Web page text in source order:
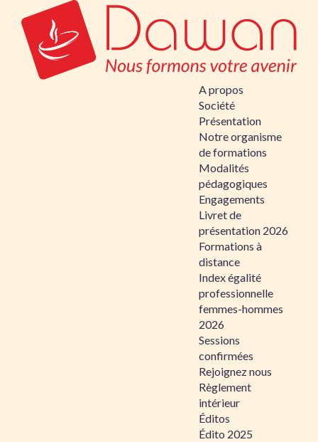
A propos
Société
Présentation
Notre organisme
de formations
Modalités
pédagogiques
Engagements
Livret de
présentation 2026
Formations à
distance
Index égalité
professionnelle
femmes-hommes
2026
Sessions
confirmées
Rejoignez nous
Règlement
intérieur
Éditos
Édito 2025